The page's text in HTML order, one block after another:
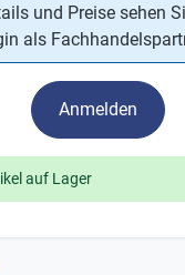
und Preise sehen
als
Anmelden
auf Lager